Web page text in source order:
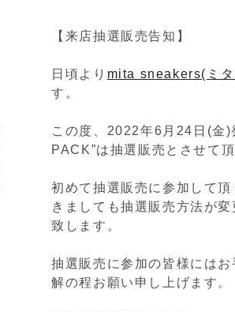
【来店抽選販売告知】
日頃より mita sneakers(ミ
す。
この度、2022年6月24日(金
PACK”は抽選販売とさせて
初めて抽選販売に参加して
きましても抽選販売方法が
致します。
抽選販売に参加の皆様には
解の程お願い申し上げます。